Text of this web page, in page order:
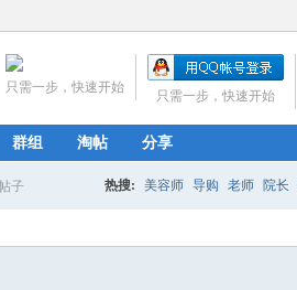
只需一步，快速开始
只需一步，快速开始
群组 淘帖 分享
子 热搜: 美容师 导购 老师 院长